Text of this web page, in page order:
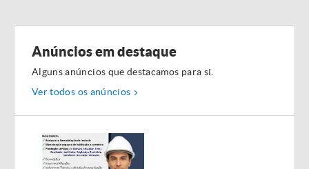
Anúncios em destaque
Alguns anúncios que destacamos para si.
Ver todos os anúncios